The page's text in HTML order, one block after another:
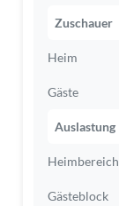
Zuschauer
Heim
Gäste
Auslastung
Heimbereich
Gästeblock